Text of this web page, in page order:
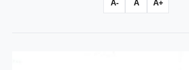
A- A A+